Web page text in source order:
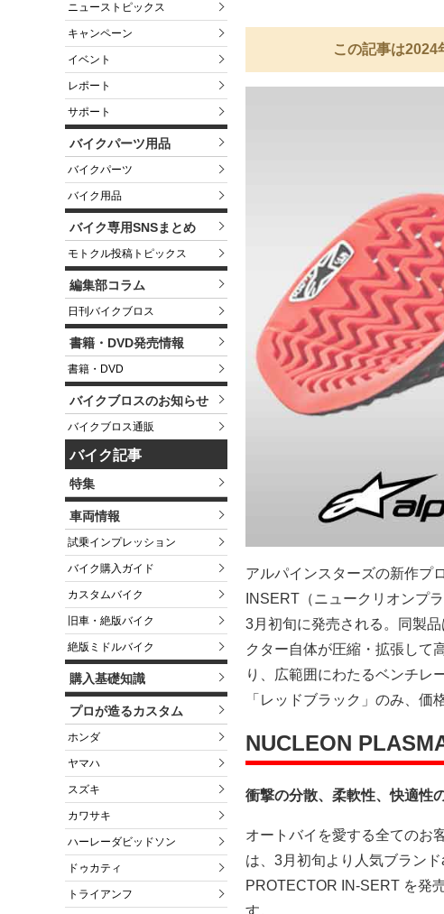
ニューストピックス
キャンペーン
イベント
レポート
サポート
バイクパーツ用品
バイクパーツ
バイク用品
バイク専用SNSまとめ
モトクル投稿トピックス
編集部コラム
日刊バイクブロス
書籍・DVD発売情報
書籍・DVD
バイクブロスのお知らせ
バイクブロス通販
バイク記事
特集
車両情報
試乗インプレッション
バイク購入ガイド
カスタムバイク
旧車・絶版バイク
絶版ミドルバイク
購入基礎知識
プロが造るカスタム
ホンダ
ヤマハ
スズキ
カワサキ
ハーレーダビッドソン
ドゥカティ
トライアンフ
この記事は2024
アルパインスターズの新作プ
INSERT（ニュークリオンプ
3月初旬に発売される。同製
クター自体が圧縮・拡張して
り、広範囲にわたるベンチレ
「レッドブラック」のみ、価
NUCLEON
衝撃の分散、柔軟性、快適性
オートバイを愛する全てのお
は、3月初旬より人気ブラン
PROTECTOR IN-SERT を発